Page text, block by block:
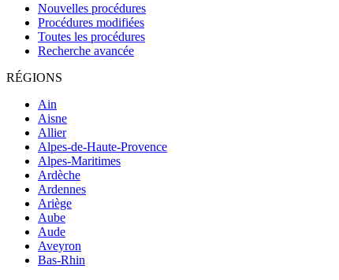
Nouvelles procédures
Procédures modifiées
Toutes les procédures
Recherche avancée
RÉGIONS
Ain
Aisne
Allier
Alpes-de-Haute-Provence
Alpes-Maritimes
Ardèche
Ardennes
Ariège
Aube
Aude
Aveyron
Bas-Rhin